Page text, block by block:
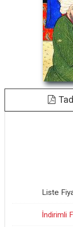
Liste
İndirimli